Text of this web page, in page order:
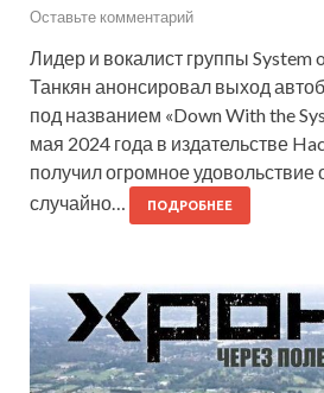
Оставьте комментарий
Лидер и вокалист группы System
Танкян анонсировал выход
под названием «Down With the
мая 2024 года в издательстве
получил огромное удовольствие
случайно…
ПОДРОБНЕЕ